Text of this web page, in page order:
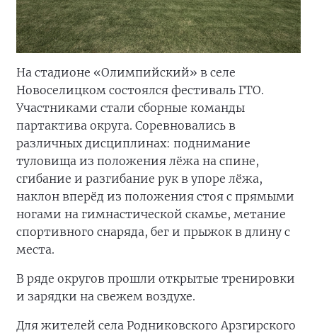
На стадионе «Олимпийский» в селе
Новоселицком состоялся фестиваль ГТО.
Участниками стали сборные команды
партактива округа. Соревновались в
различных дисциплинах: поднимание
туловища из положения лёжа на спине,
сгибание и разгибание рук в упоре лёжа,
наклон вперёд из положения стоя с прямыми
ногами на гимнастической скамье, метание
спортивного снаряда, бег и прыжок в длину с
места.
В ряде округов прошли открытые тренировки
и зарядки на свежем воздухе.
Для жителей села Родниковского Арзгирского